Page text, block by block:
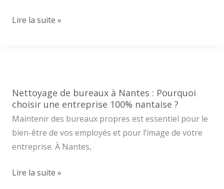
Pourquoi
de
votre
entreprise
est
essentiel
Lire la suite »
Nettoyage de bureaux à Nantes : Pourquoi
choisir une entreprise 100% nantaise ?
Maintenir des bureaux propres est essentiel pour le
bien-être de vos employés et pour l’image de votre
entreprise. À Nantes,
Nettoyage
Lire la suite »